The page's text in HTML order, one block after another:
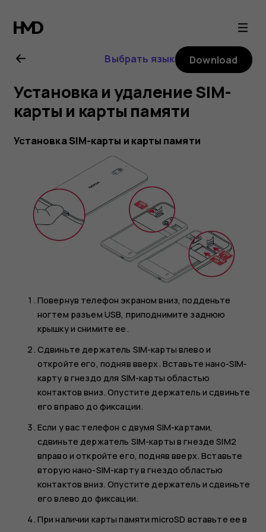
Nokia
2.1
user
guide
Выбрать язык Download
Установка и удаление SIM-
карты и карты памяти
Установка SIM-карты и карты памяти
Повернув телефон экраном вниз, подденьте
ногтем разъем USB, приподнимите заднюю
крышку и снимите ее.
Сдвиньте держатель SIM-карты влево и
откройте его, подняв вверх. Вставьте нано-SIM-
карту в гнездо для SIM-карты областью
контактов вниз. Опустите держатель и сдвиньте
его вправо до фиксации.
Если у вас телефон с двумя SIM-картами,
сдвиньте держатель SIM-карты в гнезде SIM2
вправо и откройте его, подняв вверх. Вставьте
вторую нано-SIM-карту в гнездо областью
контактов вниз. Опустите держатель и сдвиньте
его влево до фиксации.
При наличии карты памяти microSD вставьте ее в